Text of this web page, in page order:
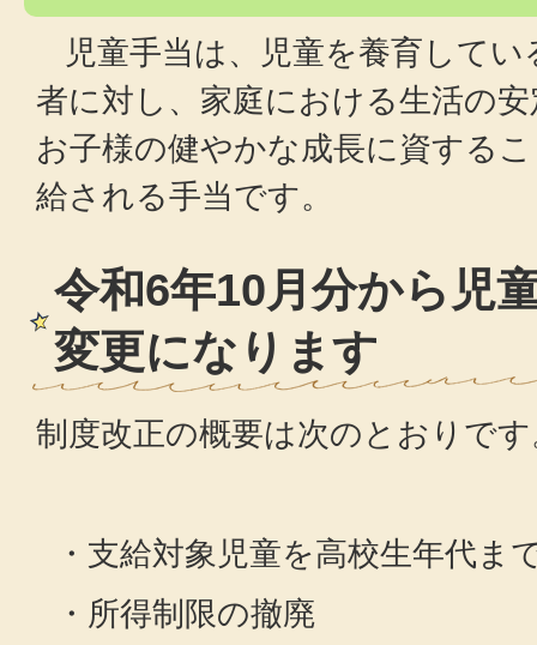
児童手当は、児童を養育してい
者に対し、家庭における生活の
お子様の健やかな成長に資する
給される手当です。
令和6年10月分から児
変更になります
制度改正の概要は次のとおりで
・支給対象児童を高校生年代ま
・所得制限の撤廃